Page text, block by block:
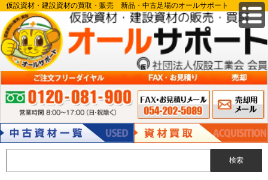
仮設資材・建設資材の買取・販売 新品・中古足場のオールサポート
ご注文フリーダイヤル:0120-081-900 営業時間 8:00～17:00（日・祝除
く）
FAX申込み 054-
202-5089
メールでのお
問い合わせ
中古資材
資材買取